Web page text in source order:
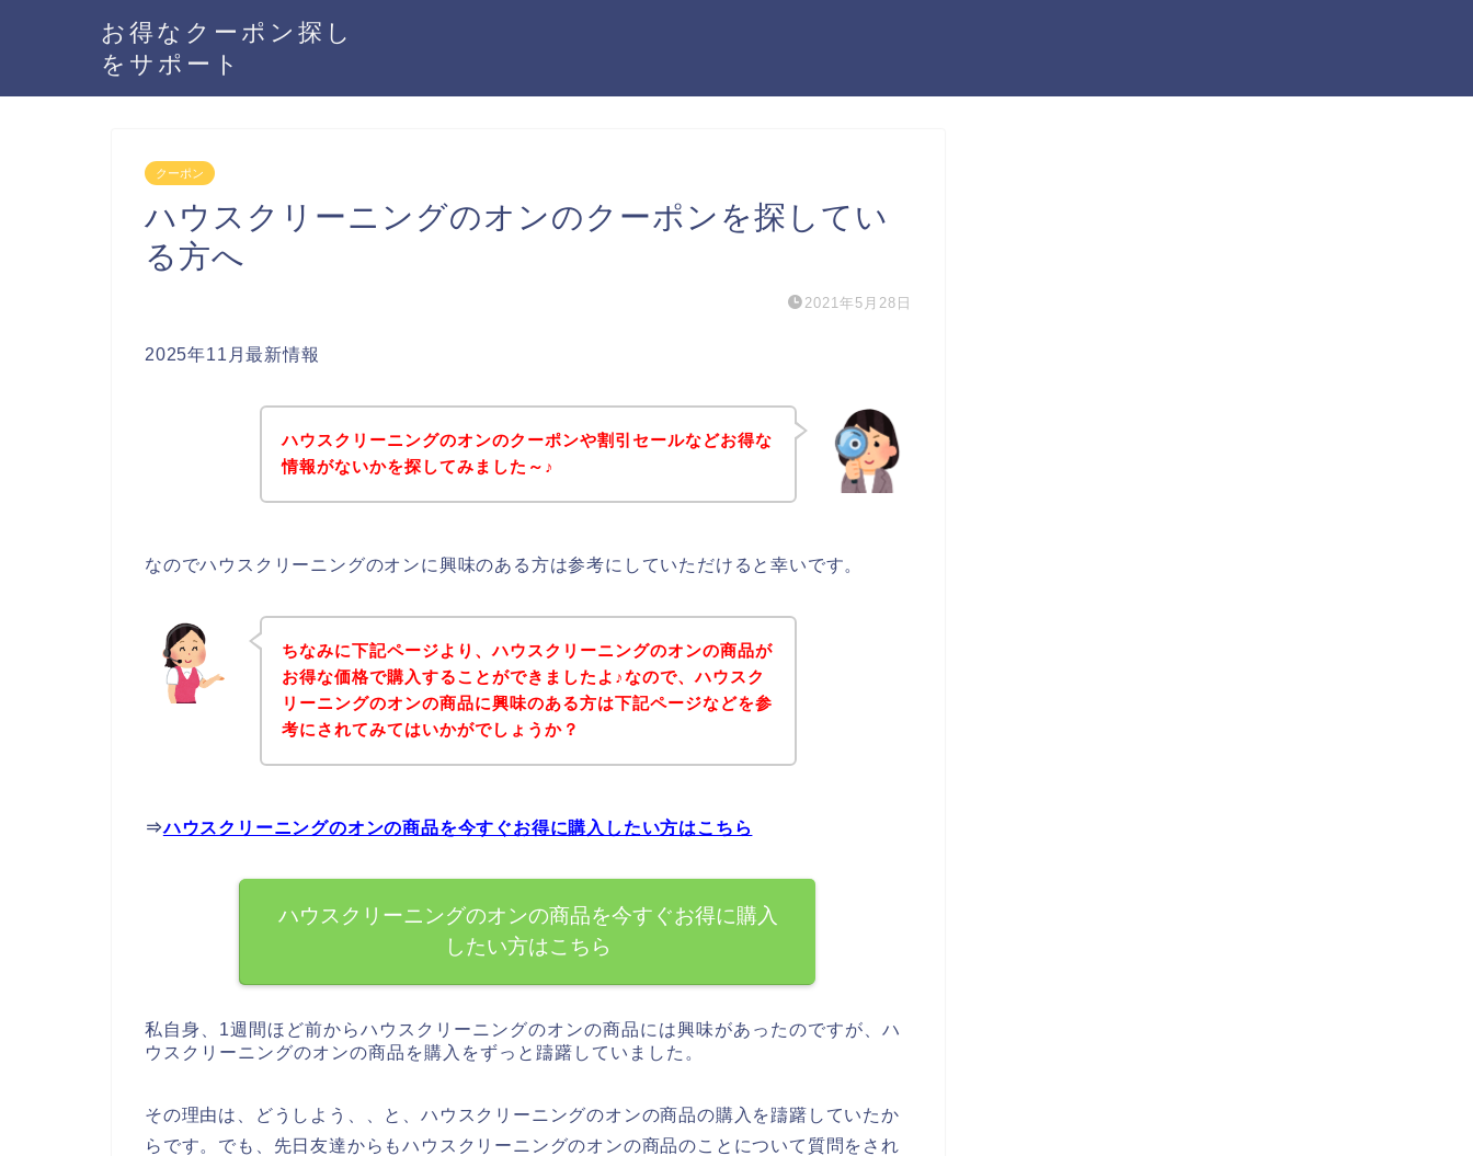
お得なクーポン探し
をサポート
クーポン
ハウスクリーニングのオンのクーポンを探してい
る方へ
2021年5月28日
2025年11月最新情報
ハウスクリーニングのオンのクーポンや割引セールなどお得な
情報がないかを探してみました～♪
なのでハウスクリーニングのオンに興味のある方は参考にしていただけると幸いです。
ちなみに下記ページより、ハウスクリーニングのオンの商品が
お得な価格で購入することができましたよ♪なので、ハウスク
リーニングのオンの商品に興味のある方は下記ページなどを参
考にされてみてはいかがでしょうか？
⇒ハウスクリーニングのオンの商品を今すぐお得に購入したい方はこちら
ハウスクリーニングのオンの商品を今すぐお得に購入
したい方はこちら
私自身、1週間ほど前からハウスクリーニングのオンの商品には興味があったのですが、ハ
ウスクリーニングのオンの商品を購入をずっと躊躇していました。
その理由は、どうしよう、、と、ハウスクリーニングのオンの商品の購入を躊躇していたか
らです。でも、先日友達からもハウスクリーニングのオンの商品のことについて質問をされ